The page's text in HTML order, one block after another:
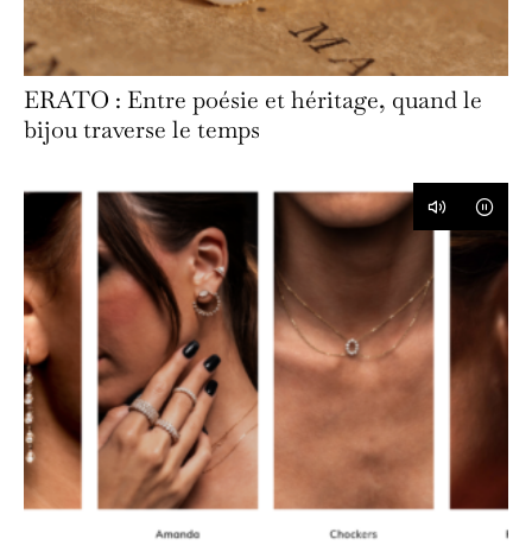
ERATO : Entre poésie et héritage, quand le
bijou traverse le temps